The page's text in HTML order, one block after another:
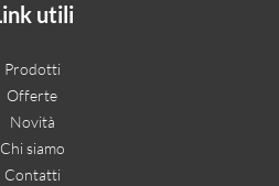
utili
Prodotti
Offerte
Novità
Chi siamo
Contatti